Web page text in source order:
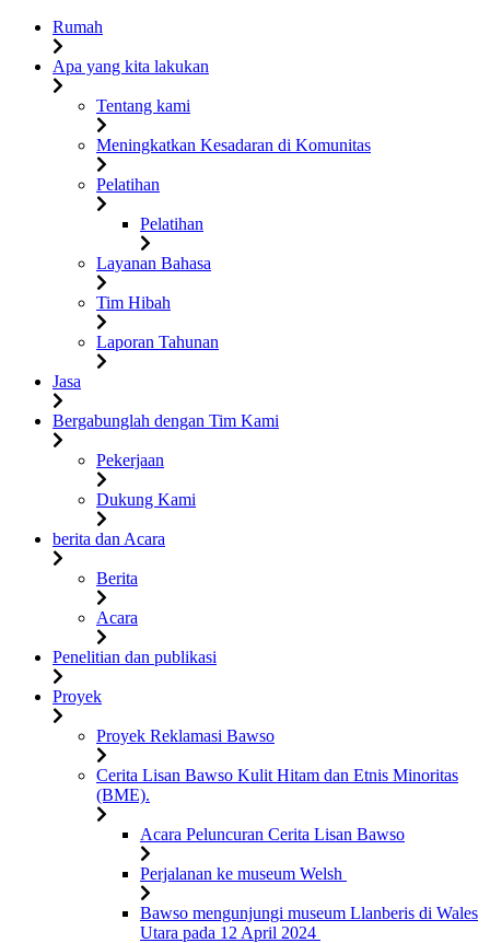
Rumah
Apa yang kita lakukan
Tentang kami
Meningkatkan Kesadaran di Komunitas
Pelatihan
Pelatihan
Layanan Bahasa
Tim Hibah
Laporan Tahunan
Jasa
Bergabunglah dengan Tim Kami
Pekerjaan
Dukung Kami
berita dan Acara
Berita
Acara
Penelitian dan publikasi
Proyek
Proyek Reklamasi Bawso
Cerita Lisan Bawso Kulit Hitam dan Etnis Minoritas
(BME).
Acara Peluncuran Cerita Lisan Bawso
Perjalanan ke museum Welsh
Bawso mengunjungi museum Llanberis di Wales
Utara pada 12 April 2024